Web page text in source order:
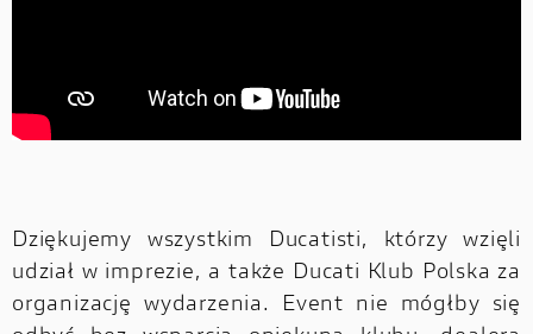
Dziękujemy wszystkim Ducatisti, którzy wzięli
udział w imprezie, a także Ducati Klub Polska za
organizację wydarzenia. Event nie mógłby się